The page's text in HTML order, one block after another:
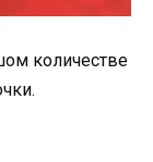
количестве